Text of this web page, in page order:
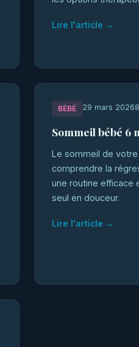
Lire l'article →
BÉBÉ 29 mars 2026
Sommeil bébé 6
Le sommeil de
comprendre la
une routine efficace
seul en douceur.
Lire l'article →